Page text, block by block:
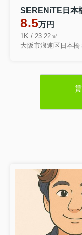
SERENiTE日本
8.5万円
1K / 23.22㎡
大阪市浪速区日本橋